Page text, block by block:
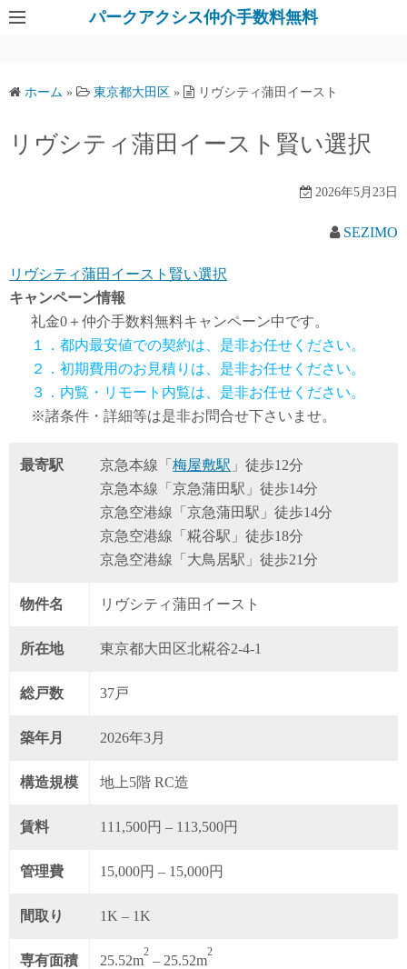
パークアクシス仲介手数料無料
ホーム » 東京都大田区 » リヴシティ蒲田イースト
リヴシティ蒲田イースト賢い選択
2026年5月23日
SEZIMO
リヴシティ蒲田イースト賢い選択
キャンペーン情報
礼金0 ＋仲介手数料無料キャンペーン中です。
１．都内最安値での契約は、是非お任せください。
２．初期費用のお見積りは、是非お任せください。
３．内覧・リモート内覧は、是非お任せください。
※諸条件・詳細等は是非お問合せ下さいませ。
最寄駅 京急本線「梅屋敷駅 」徒歩12分
京急本線「京急蒲田駅」徒歩14分
京急空港線「京急蒲田駅」徒歩14分
京急空港線「糀谷駅」徒歩18分
京急空港線「大鳥居駅」徒歩21分
物件名 リヴシティ蒲田イースト
所在地 東京都大田区北糀谷2-4-1
総戸数 37戸
築年月 2026年3月
構造規模 地上5階 RC造
賃料 111,500円 – 113,500円
管理費 15,000円 – 15,000円
間取り 1K – 1K
専有面積 25.52m
2
– 25.52m
2